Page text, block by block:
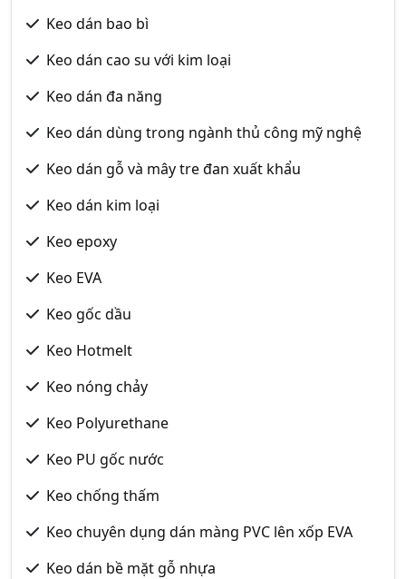
Keo dán bao bì
Keo dán cao su với kim loại
Keo dán đa năng
Keo dán dùng trong ngành thủ công mỹ nghệ
Keo dán gỗ và mây tre đan xuất khẩu
Keo dán kim loại
Keo epoxy
Keo EVA
Keo gốc dầu
Keo Hotmelt
Keo nóng chảy
Keo Polyurethane
Keo PU gốc nước
Keo chống thấm
Keo chuyên dụng dán màng PVC lên xốp EVA
Keo dán bề mặt gỗ nhựa